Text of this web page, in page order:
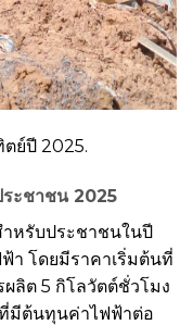
ย์ปี 2025.
ระชาชน 2025
หรับประชาชนในปี
า โดยมีราคาเริ่มต้นที่
ลิต 5 กิโลวัตต์ชั่วโมง
มีต้นทุนค่าไฟฟ้าต่อ